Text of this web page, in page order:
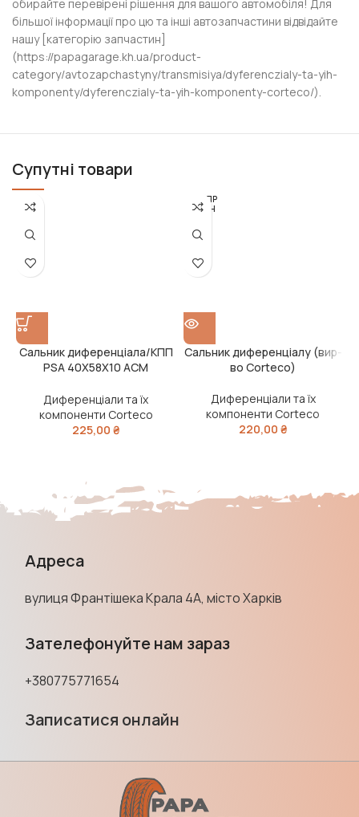
обирайте перевірені рішення для вашого автомобіля! Для
більшої інформації про цю та інші автозапчастини відвідайте
нашу [категорію запчастин]
(https://papagarage.kh.ua/product-
category/avtozapchastyny/transmisiya/dyferenczialy-ta-yih-
komponenty/dyferenczialy-ta-yih-komponenty-corteco/).
Супутні товари
Сальник диференціала/КПП
PSA 40X58X10 ACM
Corteco)
Диференціали та їх
компоненти Corteco
225,00 ₴
РОЗПР
ОДАН
Сальник диференціалу (вир-
во Corteco)
Диференціали та їх
компоненти Corteco
220,00 ₴
Адреса
вулиця Франтішека Крала 4А, місто Харків
Зателефонуйте нам зараз
+380775771654
Записатися онлайн